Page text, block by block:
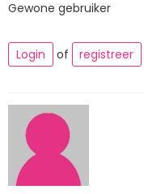
Gewone gebruiker
Login of registreer